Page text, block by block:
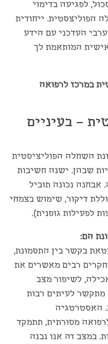
לפגיעה בדימוי
הפוליצסטית. ייחודית
העדכני עם הידע
אישית המותאמת לך
במרכז לרפואה
– בעיניים
השחלה הפוליציסטית
שבהן. ישנה חשיבות
נכונה תוביל
דיקור, שימוש בצמחי
לפעילות גופנית).
הם:
בקשר בין התסמונת,
רבים מאשרים את
לשיפור מצב
מתקשר לעיתים רבות
האסטרטגיה
מסורתית, תתמקד
במצב זה אנו נבנה